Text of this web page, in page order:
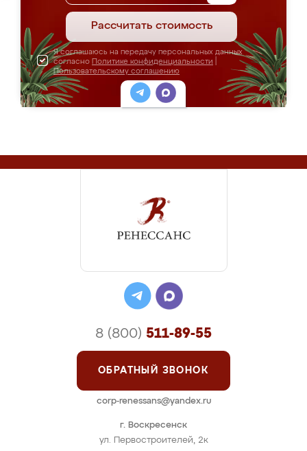
Рассчитать стоимость
Я соглашаюсь на передачу персональных данных
согласно Политике конфиденциальности
Пользовательскому соглашению
г. Воскресенск
ул. Первостроителей, 2к
8 (800) 511-89-55
ОБРАТНЫЙ ЗВОНОК
corp-renessans@yandex.ru